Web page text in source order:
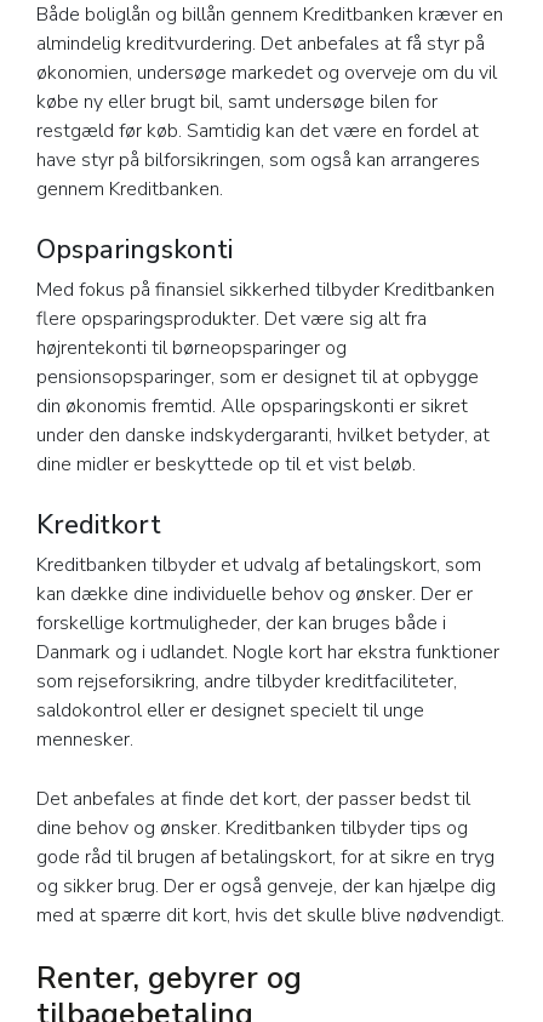
Både boliglån og billån gennem Kreditbanken kræver en
almindelig kreditvurdering. Det anbefales at få styr på
økonomien, undersøge markedet og overveje om du vil
købe ny eller brugt bil, samt undersøge bilen for
restgæld før køb. Samtidig kan det være en fordel at
have styr på bilforsikringen, som også kan arrangeres
gennem Kreditbanken.
Opsparingskonti
Med fokus på finansiel sikkerhed tilbyder Kreditbanken
flere opsparingsprodukter. Det være sig alt fra
højrentekonti til børneopsparinger og
pensionsopsparinger, som er designet til at opbygge
din økonomis fremtid. Alle opsparingskonti er sikret
under den danske indskydergaranti, hvilket betyder, at
dine midler er beskyttede op til et vist beløb.
Kreditkort
Kreditbanken tilbyder et udvalg af betalingskort, som
kan dække dine individuelle behov og ønsker. Der er
forskellige kortmuligheder, der kan bruges både i
Danmark og i udlandet. Nogle kort har ekstra funktioner
som rejseforsikring, andre tilbyder kreditfaciliteter,
saldokontrol eller er designet specielt til unge
mennesker.
Det anbefales at finde det kort, der passer bedst til
dine behov og ønsker. Kreditbanken tilbyder tips og
gode råd til brugen af betalingskort, for at sikre en tryg
og sikker brug. Der er også genveje, der kan hjælpe dig
med at spærre dit kort, hvis det skulle blive nødvendigt.
Renter, gebyrer og